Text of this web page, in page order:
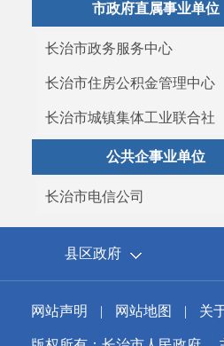
市政府直属事业单位
长治市政务服务中心
长治市住房公积金管理中心
长治市城镇集体工业联合社
公共企事业单位
长治市电信公司
县区政府
网站声明 | 网站地图 | 关